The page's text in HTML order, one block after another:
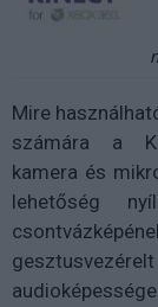
Mire
számára a
kamera és
lehetőség